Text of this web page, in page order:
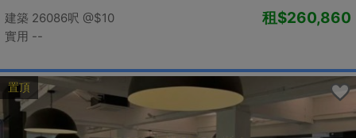
建築 26086呎 @$10
實用 --
租$260,860
置頂